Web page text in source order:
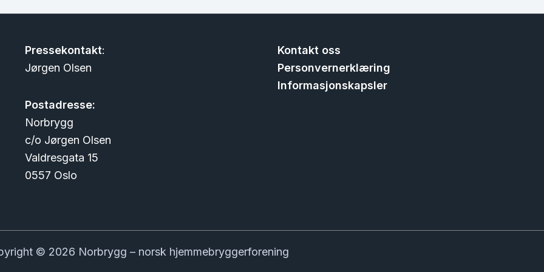
Pressekontakt:
Jørgen Olsen
Postadresse:
Norbrygg
c/o Jørgen Olsen
Valdresgata 15
0557 Oslo
Kontakt oss
Personvernerklæring
Informasjonskapsler
© 2026 Norbrygg – norsk hjemmebryggerforening